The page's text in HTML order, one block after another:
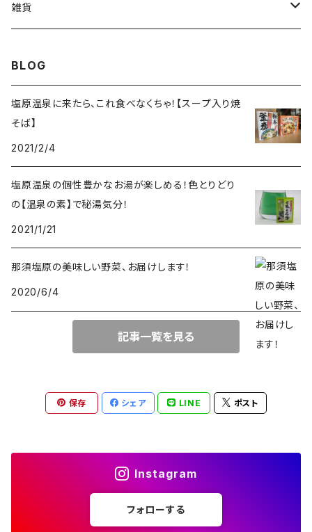
スープ入り焼そば
経木
雑貨
BLOG
塩原温泉に来たら、これ食べなくちゃ！【スープ入り焼
そば】
2021/2/4
塩原温泉の個性豊かなお湯が楽しめる！色とりどり
の【温泉の素】で秘湯気分！
2021/1/21
那須塩原の美味しい野菜、お届けします！
2020/6/4
記事一覧を見る
保存 シェア LINE ポスト
Instagram
フォローする